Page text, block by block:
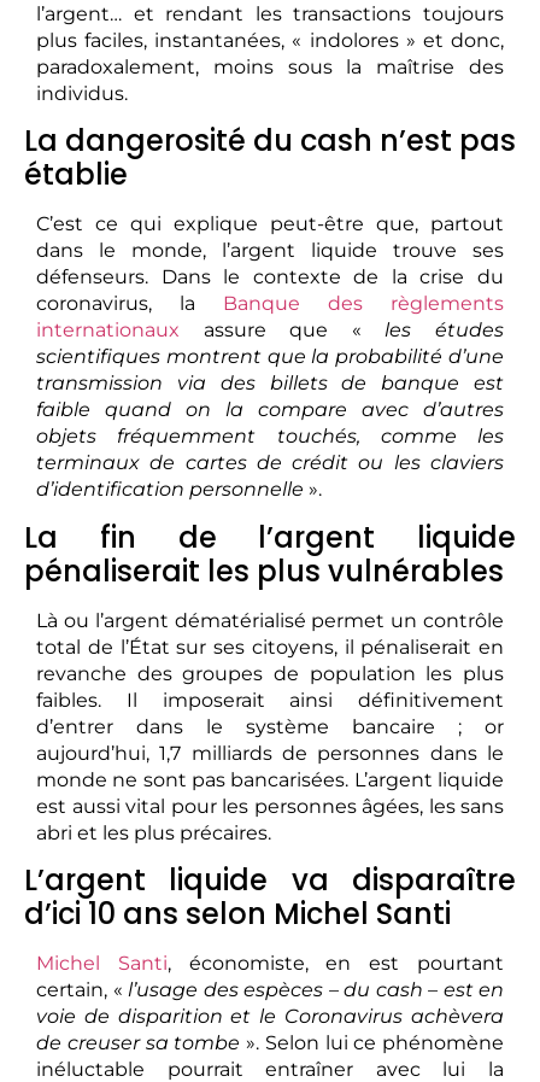
l’argent… et rendant les transactions toujours
plus faciles, instantanées, « indolores » et donc,
paradoxalement, moins sous la maîtrise des
individus.
La dangerosité du cash n’est pas
établie
C’est ce qui explique peut-être que, partout
dans le monde, l’argent liquide trouve ses
défenseurs. Dans le contexte de la crise du
coronavirus, la Banque des règlements
internationaux assure que «les études
scientifiques montrent que la probabilité d’une
transmission via des billets de banque est
faible quand on la compare avec d’autres
objets fréquemment touchés, comme les
terminaux de cartes de crédit ou les claviers
d’identification personnelle ».
La fin de l’argent liquide
pénaliserait les plus vulnérables
Là ou l’argent dématérialisé permet un contrôle
total de l’État sur ses citoyens, il pénaliserait en
revanche des groupes de population les plus
faibles. Il imposerait ainsi définitivement
d’entrer dans le système bancaire ; or
aujourd’hui, 1,7 milliards de personnes dans le
monde ne sont pas bancarisées. L’argent liquide
est aussi vital pour les personnes âgées, les sans
abri et les plus précaires.
L’argent liquide va disparaître
d’ici 10 ans selon Michel Santi
Michel Santi, économiste, en est pourtant
certain, « l’usage des espèces – du cash – est en
voie de disparition et le Coronavirus achèvera
de creuser sa tombe ». Selon lui ce phénomène
inéluctable pourrait entraîner avec lui la